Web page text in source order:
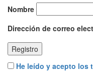
Nombre
Dirección de correo
He leído y acepto los